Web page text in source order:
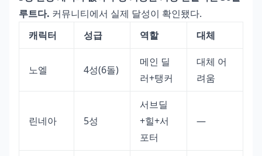
루트다. 커뮤니티에서 실제 달성이 확인됐다.
캐릭터
성급 역할 대체
노엘 4성(6돌)
메인 딜
러+탱커
대체 어
려움
린네아 5성
서브딜
+힐+서
포터
—